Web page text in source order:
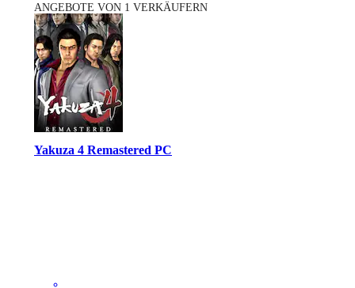
ANGEBOTE VON 1 VERKÄUFERN
Yakuza 4 Remastered PC